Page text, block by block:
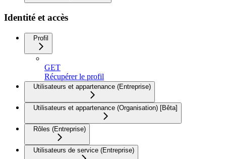
Identité et accès
Profil
GET
Récupérer le profil
Utilisateurs et appartenance (Entreprise)
Utilisateurs et appartenance (Organisation) [Bêta]
Rôles (Entreprise)
Utilisateurs de service (Entreprise)